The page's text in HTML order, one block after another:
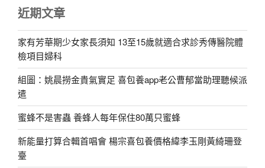
近期文章
家有芳華期少女家長須知 13至15歲就適合求診秀傳醫院體
檢項目婦科
組圖：姚晨撈金貴氣實足 喜包養app老公曹郁當助理聽候派
遣
蜜蜂不是害蟲 養蜂人每年保住80萬只蜜蜂
新能量打算合輯首唱會 楊宗喜包養價格緯李玉剛黃綺珊登
臺